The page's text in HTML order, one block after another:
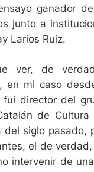
ganador
junto a
Larios Ruiz.
ver, de
en mi caso
director del
de
siglo
el de
intervenir de